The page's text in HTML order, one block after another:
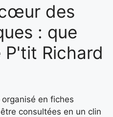
des
: que
Richard
en fiches
consultées en un clin